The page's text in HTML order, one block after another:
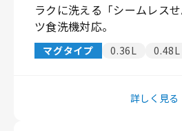
ラクに洗える「シームレス
ツ食洗機対応。
マグタイプ 0.36L 0.48L
詳しく見る